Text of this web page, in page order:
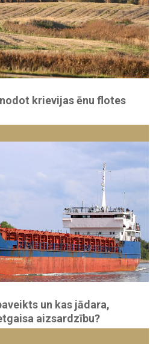
krievijas ēnu flotes
un kas jādara,
aizsardzību?